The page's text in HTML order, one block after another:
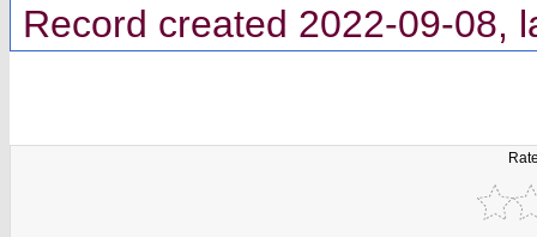
Record created 2022-09-08,